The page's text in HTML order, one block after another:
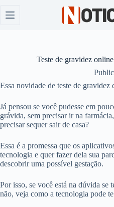
para
Teste de gravidez
Essa novidade de teste de gravidez
Já pensou se você pudesse em
grávida, sem precisar ir na
precisar sequer sair de casa?
Essa é a promessa que os
tecnologia e quer fazer dela sua
descobrir uma possível gestação.
Por isso, se você está na dúvida se
não, veja como a tecnologia pode